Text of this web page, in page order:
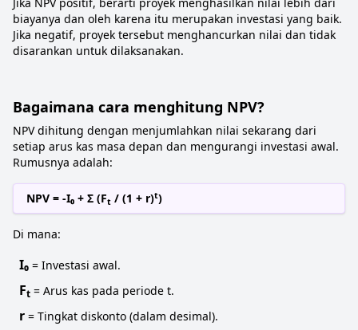
biayanya dan oleh karena itu merupakan investasi yang baik.
Jika negatif, proyek tersebut menghancurkan nilai dan tidak
disarankan untuk dilaksanakan.
Bagaimana cara menghitung NPV?
NPV dihitung dengan menjumlahkan nilai sekarang dari
setiap arus kas masa depan dan mengurangi investasi awal.
Rumusnya adalah:
NPV = -I₀ + Σ (Ft / (1 + r)t)
Di mana:
I₀ = Investasi awal.
Ft = Arus kas pada periode t.
r = Tingkat diskonto (dalam desimal).